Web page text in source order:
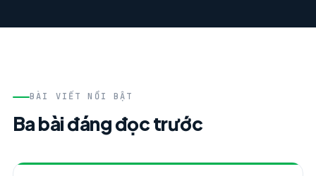
BÀI VIẾT NỔI BẬT
Ba bài đáng đọc trước